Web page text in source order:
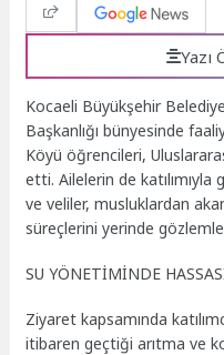
Yazı
Kocaeli Büyükşehir
Başkanlığı bünyesinde
Köyü öğrencileri,
etti. Ailelerin de
ve veliler, musluklardan
süreçlerini yerinde
SU YÖNETİMİNDE
Ziyaret kapsamında
itibaren geçtiği arıtma ve